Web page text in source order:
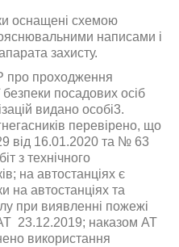
оснащені схемою
написами і
захисту.
про проходження
посадових осіб
видано особі3.
перевірено, що
від 16.01.2020 та № 63
з технічного
на автостанціях є
на автостанціях та
при виявленні пожежі
23.12.2019; наказом АТ
використання